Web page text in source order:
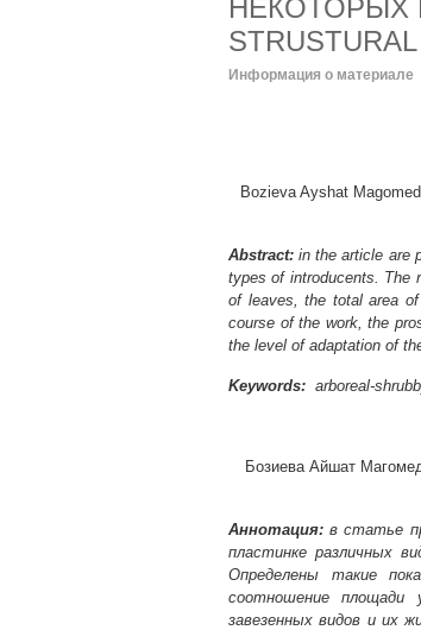
НЕКОТОРЫХ
Информация о материале
Bozieva Ayshat
Abstract: in the article are
types of introducents. The
of leaves, the total area
course of the work, the
the level of adaptation of
Keywords: arboreal-
Бозиева Айшат
Аннотация: в статье
пластинке различных
Определены такие
соотношение площади
завезенных видов и их